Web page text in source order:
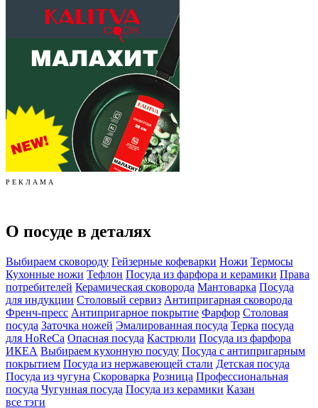
Р Е К Л А М А
О посуде в деталях
Выбираем сковороду Гейзерные кофеварки Ножи Термосы
Кухонные ножи Тефлон Посуда из фарфора и керамики Права
потребителей Керамическая сковорода Мантоварка Посуда
для индукции Столовый сервиз Антипригарная сковорода
Френч-пресс Антипригарное покрытие Фарфор Столовая
посуда Заточка ножей Эмалированная посуда Терка посуда
для HoReCa Опасная посуда Кастрюли Посуда из фарфора
ИКЕА Выбираем кухонную посуду Посуда с антипригарным
покрытием Посуда из нержавеющей стали Детская посуда
Посуда из чугуна Скороварка Розница Профессиональная
посуда Чугунная посуда Посуда из керамики Казан
все тэги